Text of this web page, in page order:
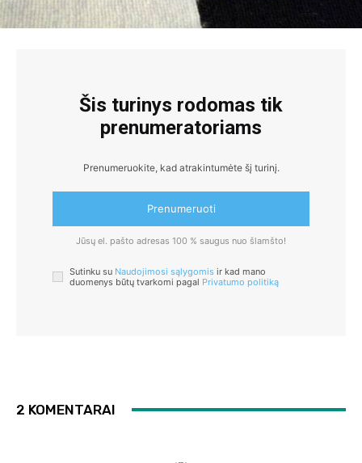
Šis turinys rodomas tik
prenumeratoriams
Prenumeruokite, kad atrakintumėte šį turinį.
Prenumeruoti
Jūsų el. pašto adresas 100 % saugus nuo šlamšto!
Sutinku su Naudojimosi sąlygomis ir kad mano
duomenys būtų tvarkomi pagal Privatumo politiką
2 KOMENTARAI